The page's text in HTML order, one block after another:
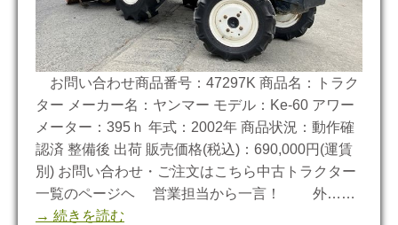
お問い合わせ商品番号：47297K 商品名：トラク
ター メーカー名：ヤンマー モデル：Ke-60 アワー
メーター：395ｈ 年式：2002年 商品状況：動作確
認済 整備後 出荷 販売価格(税込)：690,000円(運賃
別) お問い合わせ・ご注文はこちら中古トラクター
一覧のページヘ 営業担当から一言！ 外……
→ 続きを読む